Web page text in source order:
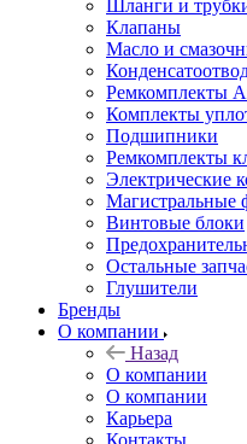
Шланги и
Клапаны
Масло и
Ремкомплекты
Комплекты
Подшипники
Ремкомплекты
Электрические
Магистральные
Винтовые блоки
Остальные
Глушители
Бренды
О компании
Назад
О компании
О компании
Карьера
Контакты